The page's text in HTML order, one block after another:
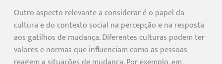
Outro aspecto relevante a considerar é o papel da
cultura e do contexto social na percepção e na resposta
aos gatilhos de mudança. Diferentes culturas podem ter
valores e normas que influenciam como as pessoas